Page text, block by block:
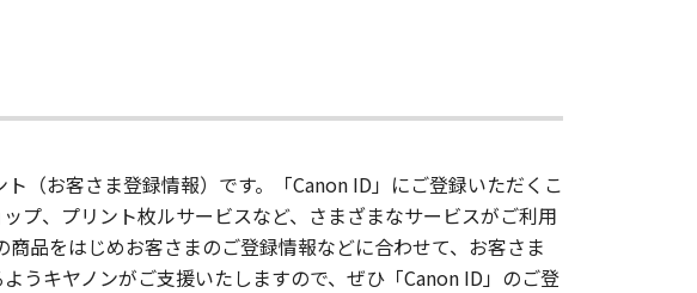
（お客さま登録情報）です。「Canon ID」にご登録いただくこ
プ、プリント枚ルサービスなど、さまざまなサービスがご利用
品をはじめお客さまのご登録情報などに合わせて、お客さま
うキヤノンがご支援いたしますので、ぜひ「Canon ID」のご登